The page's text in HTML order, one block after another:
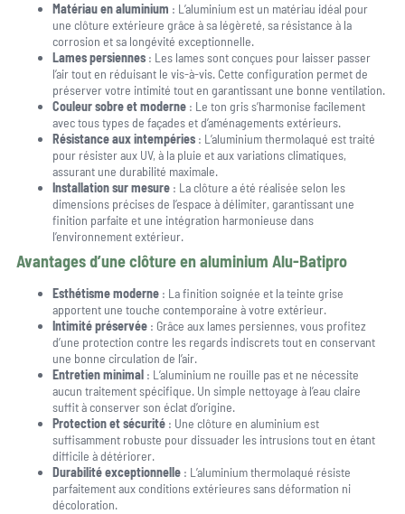
Matériau en aluminium : L’aluminium est un matériau idéal pour
une clôture extérieure grâce à sa légèreté, sa résistance à la
corrosion et sa longévité exceptionnelle.
Lames persiennes: Les lames sont conçues pour laisser passer
l’air tout en réduisant le vis-à-vis. Cette configuration permet de
préserver votre intimité tout en garantissant une bonne ventilation.
Couleur sobre et moderne: Le ton gris s’harmonise facilement
avec tous types de façades et d’aménagements extérieurs.
Résistance aux intempéries: L’aluminium thermolaqué est traité
pour résister aux UV, à la pluie et aux variations climatiques,
assurant une durabilité maximale.
Installation sur mesure: La clôture a été réalisée selon les
dimensions précises de l’espace à délimiter, garantissant une
finition parfaite et une intégration harmonieuse dans
l’environnement extérieur.
Avantages d’une clôture en aluminium Alu-Batipro
Esthétisme moderne: La finition soignée et la teinte grise
apportent une touche contemporaine à votre extérieur.
Intimité préservée: Grâce aux lames persiennes, vous profitez
d’une protection contre les regards indiscrets tout en conservant
une bonne circulation de l’air.
Entretien minimal: L’aluminium ne rouille pas et ne nécessite
aucun traitement spécifique. Un simple nettoyage à l’eau claire
suffit à conserver son éclat d’origine.
Protection et sécurité: Une clôture en aluminium est
suffisamment robuste pour dissuader les intrusions tout en étant
difficile à détériorer.
Durabilité exceptionnelle: L’aluminium thermolaqué résiste
parfaitement aux conditions extérieures sans déformation ni
décoloration.